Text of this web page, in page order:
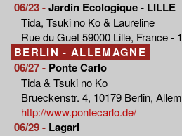
06/23 -Jardin Ecologique - LILLE
Tida, Tsuki no Ko & Laureline
Rue du Guet 59000 Lille, France -
BERLIN - ALLEMAGNE
06/27 - Ponte Carlo
Tida & Tsuki no Ko
Brueckenstr. 4, 10179 Berlin,
http://www.pontecarlo.de/
06/29 - Lagari